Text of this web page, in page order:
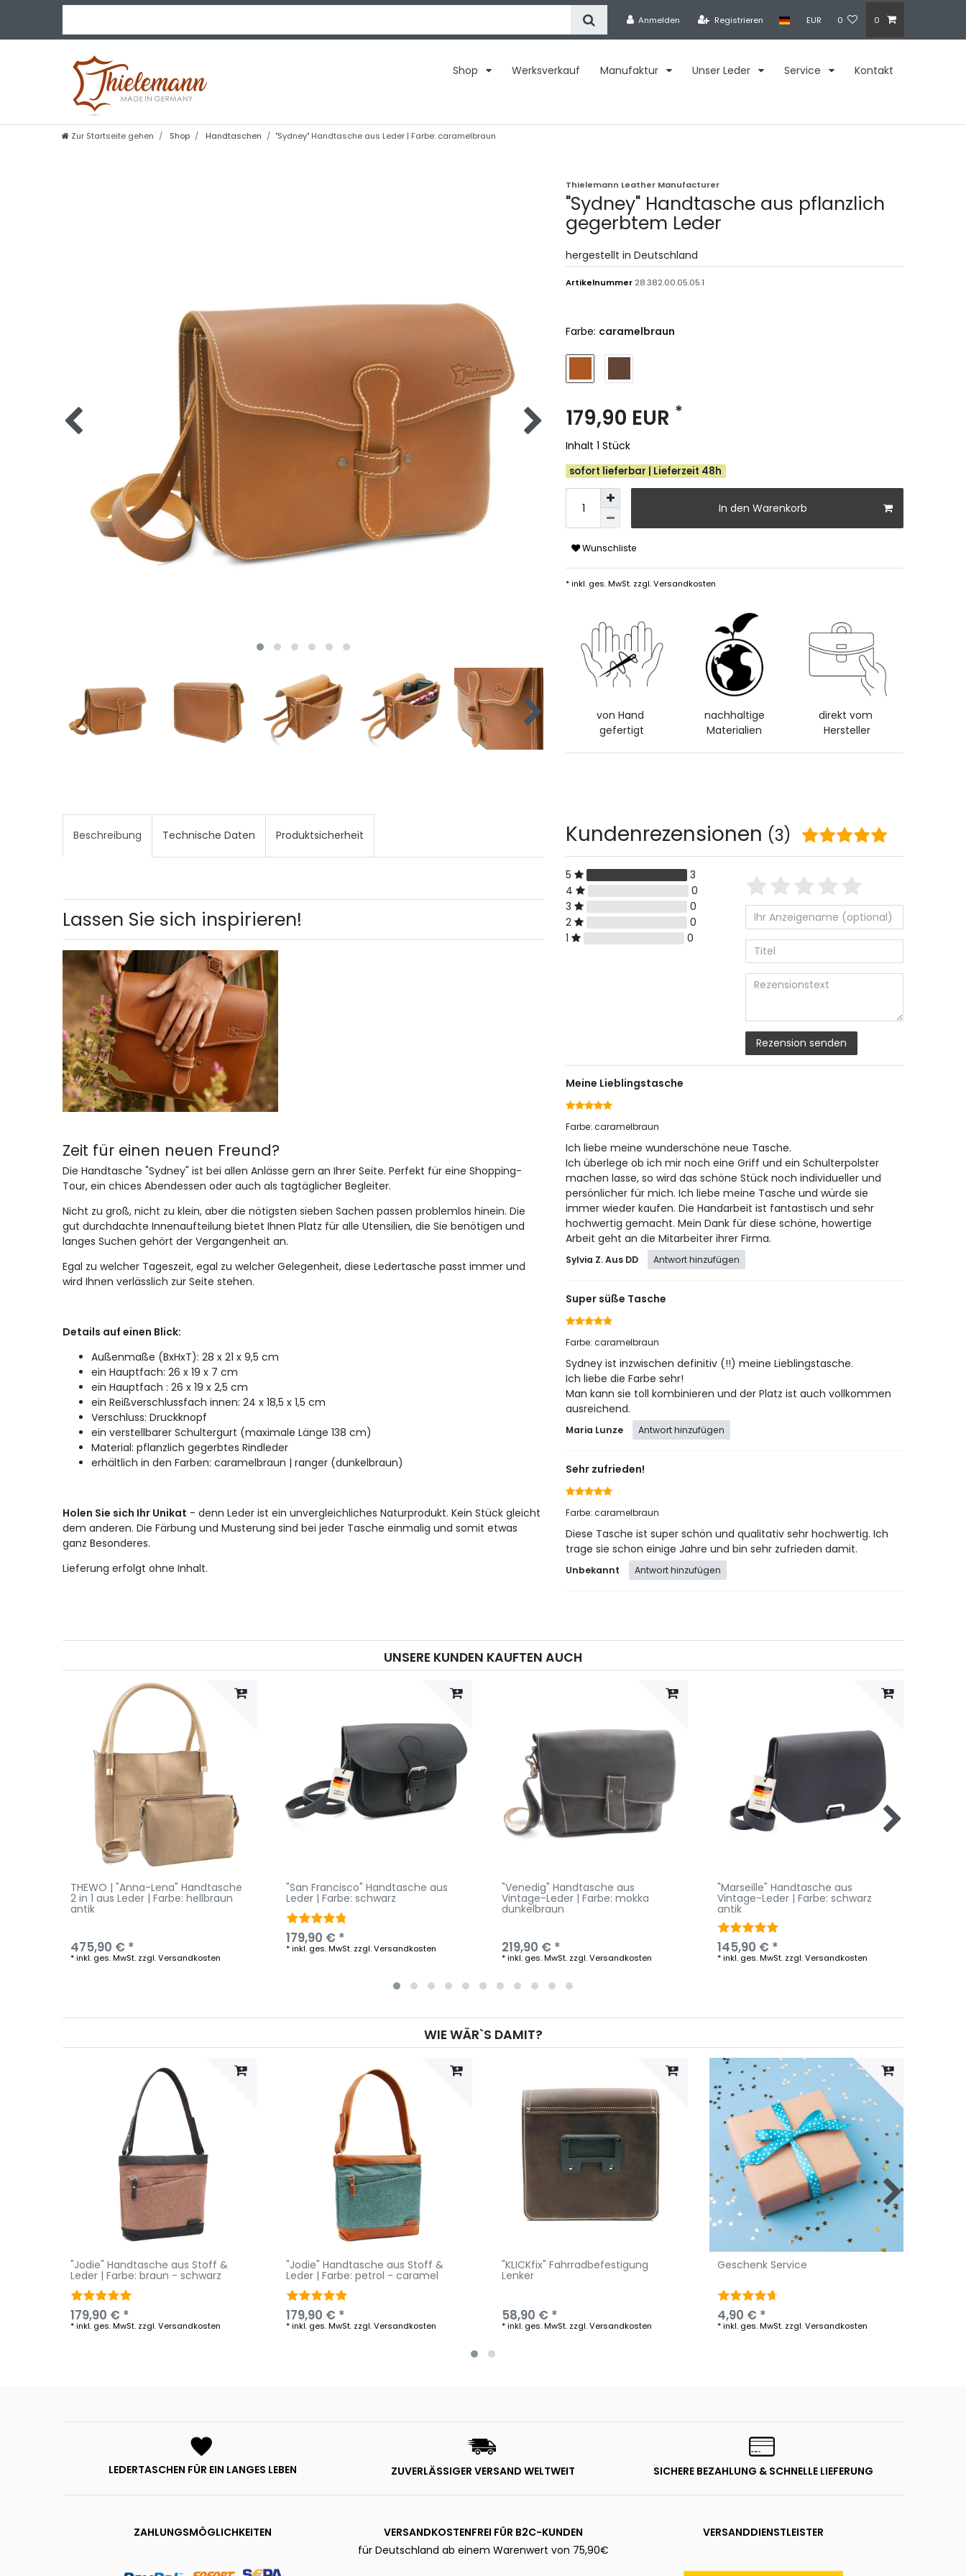
Anmelden Registrieren EUR 0 0
Shop Werksverkauf Manufaktur Unser Leder Service Kontakt
Zur Startseite gehen Shop Handtaschen "Sydney" Handtasche aus Leder | Farbe: caramelbraun
Thielemann Leather Manufacturer
"Sydney" Handtasche aus pflanzlich
gegerbtem Leder
hergestellt in Deutschland
Artikelnummer 28.382.00.05.05.1
Farbe: caramelbraun
179,90 EUR *
Inhalt 1 Stück
sofort lieferbar | Lieferzeit 48h
In den Warenkorb
Wunschliste
* inkl. ges. MwSt. zzgl.Versandkosten
von Hand
gefertigt
nachhaltige
Materialien
direkt vom
Hersteller
Beschreibung Technische Daten Produktsicherheit
Lassen Sie sich inspirieren!
Zeit für einen neuen Freund?
Die Handtasche "Sydney" ist bei allen Anlässe gern an Ihrer Seite. Perfekt für eine Shopping-
Tour, ein chices Abendessen oder auch als tagtäglicher Begleiter.
Nicht zu groß, nicht zu klein, aber die nötigsten sieben Sachen passen problemlos hinein. Die
gut durchdachte Innenaufteilung bietet Ihnen Platz für alle Utensilien, die Sie benötigen und
langes Suchen gehört der Vergangenheit an.
Egal zu welcher Tageszeit, egal zu welcher Gelegenheit, diese Ledertasche passt immer und
wird Ihnen verlässlich zur Seite stehen.
Details auf einen Blick:
Außenmaße (BxHxT): 28 x 21 x 9,5 cm
ein Hauptfach: 26 x 19 x 7 cm
ein Hauptfach : 26 x 19 x 2,5 cm
ein Reißverschlussfach innen: 24 x 18,5 x 1,5 cm
Verschluss: Druckknopf
ein verstellbarer Schultergurt (maximale Länge 138 cm)
Material: pflanzlich gegerbtes Rindleder
erhältlich in den Farben: caramelbraun | ranger (dunkelbraun)
Holen Sie sich Ihr Unikat - denn Leder ist ein unvergleichliches Naturprodukt. Kein Stück gleicht
dem anderen. Die Färbung und Musterung sind bei jeder Tasche einmalig und somit etwas
ganz Besonderes.
Lieferung erfolgt ohne Inhalt.
Kundenrezensionen (3)
5
3
4
0
3
0
2
0
1
0
Bewertungssterne
von
5
4
von
5
3
von
5
2
von
5
1
von
5
Anzeigename
(optional)
Titel
Rezensionstext
Rezension senden
Meine Lieblingstasche
Farbe: caramelbraun
Ich liebe meine wunderschöne neue Tasche.
Ich überlege ob ich mir noch eine Griff und ein Schulterpolster
machen lasse, so wird das schöne Stück noch individueller und
persönlicher für mich. Ich liebe meine Tasche und würde sie
immer wieder kaufen. Die Handarbeit ist fantastisch und sehr
hochwertig gemacht. Mein Dank für diese schöne, howertige
Arbeit geht an die Mitarbeiter ihrer Firma.
Sylvia Z. Aus DD Antwort hinzufügen
Super süße Tasche
Farbe: caramelbraun
Sydney ist inzwischen definitiv (!!) meine Lieblingstasche.
Ich liebe die Farbe sehr!
Man kann sie toll kombinieren und der Platz ist auch vollkommen
ausreichend.
Maria Lunze Antwort hinzufügen
Sehr zufrieden!
Farbe: caramelbraun
Diese Tasche ist super schön und qualitativ sehr hochwertig. Ich
trage sie schon einige Jahre und bin sehr zufrieden damit.
Unbekannt Antwort hinzufügen
UNSERE KUNDEN KAUFTEN AUCH
THEWO | "Anna-Lena" Handtasche
2 in 1 aus Leder | Farbe: hellbraun
antik
475,90 € *
*inkl. ges. MwSt. zzgl.Versandkosten
"San Francisco" Handtasche aus
Leder | Farbe: schwarz
179,90 € *
*inkl. ges. MwSt. zzgl.Versandkosten
"Venedig" Handtasche aus
Vintage-Leder | Farbe: mokka
dunkelbraun
219,90 € *
*inkl. ges. MwSt. zzgl.Versandkosten
"Marseille" Handtasche aus
Vintage-Leder | Farbe: schwarz
antik
145,90 € *
*inkl. ges. MwSt. zzgl.Versandkosten
WIE WÄR`S DAMIT?
"Jodie" Handtasche aus Stoff &
Leder | Farbe: braun - schwarz
179,90 € *
*inkl. ges. MwSt. zzgl.Versandkosten
"Jodie" Handtasche aus Stoff &
Leder | Farbe: petrol - caramel
179,90 € *
*inkl. ges. MwSt. zzgl.Versandkosten
"KLICKfix" Fahrradbefestigung
Lenker
58,90 € *
*inkl. ges. MwSt. zzgl.Versandkosten
Geschenk Service
4,90 € *
*inkl. ges. MwSt. zzgl.Versandkosten
LEDERTASCHEN FÜR EIN LANGES LEBEN ZUVERLÄSSIGER VERSAND WELTWEIT SICHERE BEZAHLUNG & SCHNELLE LIEFERUNG
ZAHLUNGSMÖGLICHKEITEN
VERSANDKOSTENFREI FÜR B2C-KUNDEN
für Deutschland ab einem Warenwert von 75,90€
VERSANDDIENSTLEISTER